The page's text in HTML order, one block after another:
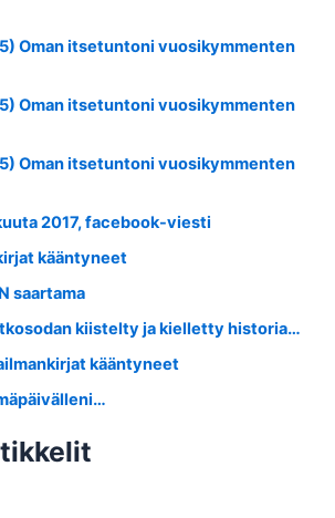
Oman itsetuntoni vuosikymmenten
Oman itsetuntoni vuosikymmenten
Oman itsetuntoni vuosikymmenten
2017, facebook-viesti
kääntyneet
saartama
kiistelty ja kielletty historia…
kääntyneet